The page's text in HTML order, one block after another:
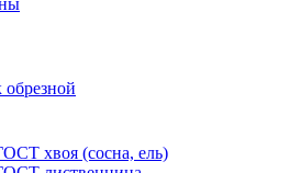
обрезной
хвоя (сосна, ель)